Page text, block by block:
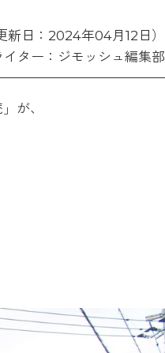
日：2024年04月12日）
イター：ジモッシュ編集部
が、